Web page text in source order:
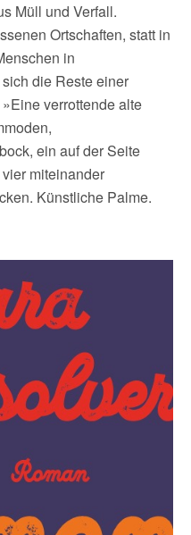
Müll und Verfall.
Ortschaften, statt in
in
die Reste einer
verrottende alte
ein auf der Seite
miteinander
Künstliche Palme.